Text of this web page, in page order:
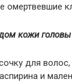
омертвевшие
кожи головы
для
и